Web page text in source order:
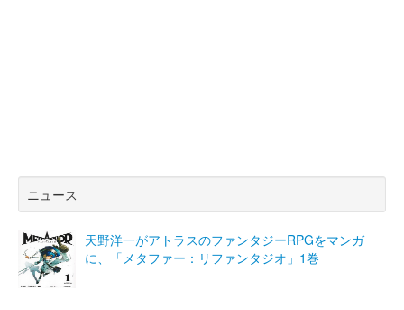
ニュース
天野洋一がアトラスのファンタジーRPGをマンガ
に、「メタファー：リファンタジオ」1巻